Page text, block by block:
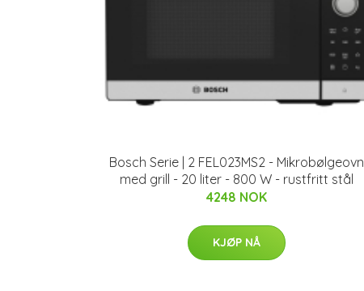
Bosch Serie | 2 FEL023MS2 - Mikrobølgeovn
med grill - 20 liter - 800 W - rustfritt stål
4248 NOK
KJØP NÅ